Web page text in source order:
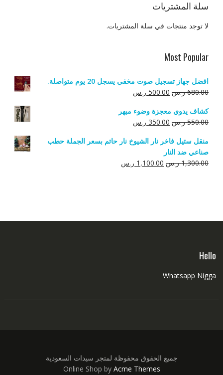
سلة المشتريات
لا توجد منتجات في سلة المشتريات.
Most Popular
افضل جهاز تسجيل صوت مخفي يسجل 20 يوم متواصلة.
680.00 ر.س السعر
هو:
680.00 ر.س.
500.00 ر.سالسعر
هو:
500.00 ر.س.
كشاف يدوي معجزة وضوء مبهر
550.00 ر.س السعر
هو:
550.00 ر.س.
350.00 ر.سالسعر
هو:
منقل ستيل فاخر نار الشيوخ نار حاتم بسعر الجملة حطب
صناعي ضد النار
1,300.00 ر.س السعر
1,100.00 ر.سالسعر
Hello
Whatsapp Nigga
جميع الحقوق محفوظة لمتجر سيدات السعودية
Online Shop by Acme Themes